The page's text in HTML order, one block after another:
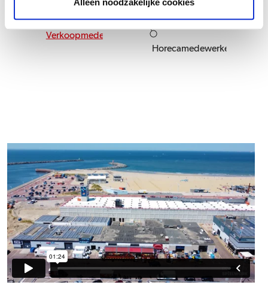
Alleen noodzakelijke cookies
Horecamedewerker
Verkoopmedewerker